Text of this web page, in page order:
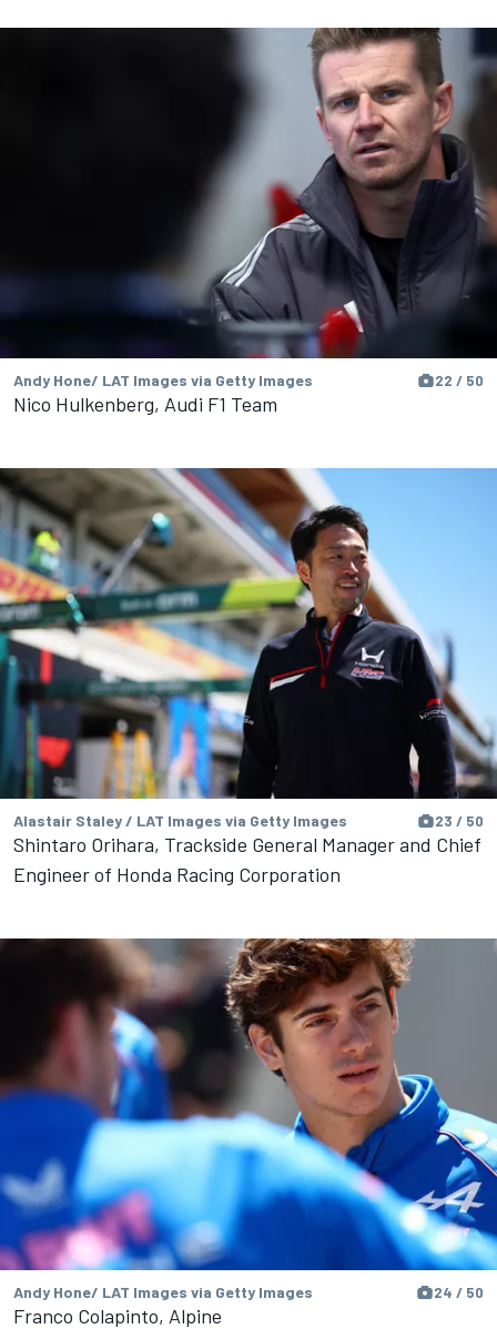
Andy Hone/ LAT Images via Getty Images 22 / 50
Nico Hulkenberg, Audi F1 Team
Alastair Staley / LAT Images via Getty Images 23 / 50
Shintaro Orihara, Trackside General Manager and Chief
Engineer of Honda Racing Corporation
Andy Hone/ LAT Images via Getty Images 24 / 50
Franco Colapinto, Alpine